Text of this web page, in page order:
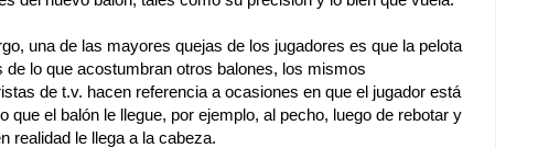
una de las mayores quejas de los jugadores es que la pelota
de lo que acostumbran otros balones, los mismos
de t.v. hacen referencia a ocasiones en que el jugador está
que el balón le llegue, por ejemplo, al pecho, luego de rebotar y
realidad le llega a la cabeza.